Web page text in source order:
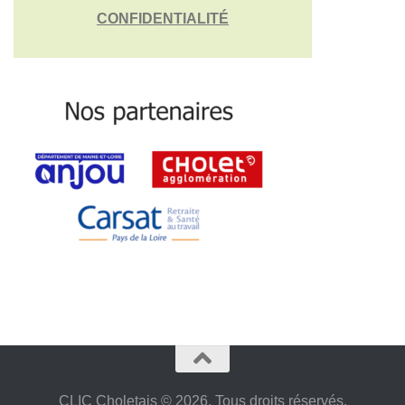
CONFIDENTIALITÉ
CLIC Choletais © 2026. Tous droits réservés.